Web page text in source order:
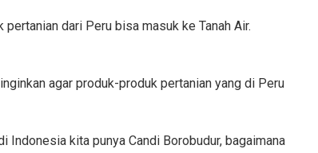
dari Peru bisa masuk ke Tanah Air.
agar produk-produk pertanian yang di Peru
Indonesia kita punya Candi Borobudur, bagaimana